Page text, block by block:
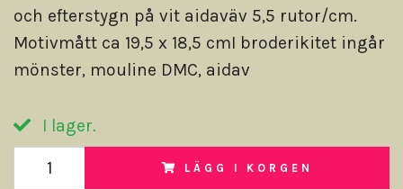
och efterstygn på vit aidaväv 5,5 rutor/cm.
Motivmått ca 19,5 x 18,5 cmI broderikitet ingår
mönster, mouline DMC, aidav
I lager.
LÄGG I KORGEN